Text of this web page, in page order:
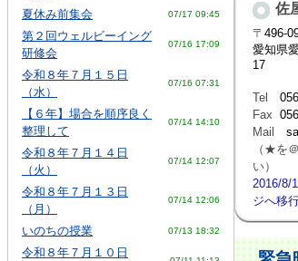
夏休み前集会 07/17 09:45
第２回ウェルビーイング
研修会
07/16 17:09
令和８年７月１５日
（水）
07/16 07:31
【６年】場合を順序良く
整理して
07/14 14:10
令和８年７月１４日
（火）
07/14 12:07
令和８年７月１３日
（月）
07/14 12:06
いのちの授業 07/13 18:32
令和８年７月１０日
佐
〒 496-
愛知県
17
Tel
Fax
Mail
（★を
い）
2016/8/
ジへ移